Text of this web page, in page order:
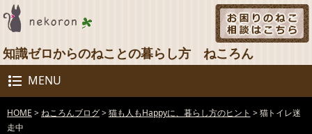
知識ゼロからのねことの暮らし方 ねころん
MENU
HOME >ねころんブログ>猫も人もHappyに、暮らし方のヒント >猫トイレ迷
走中